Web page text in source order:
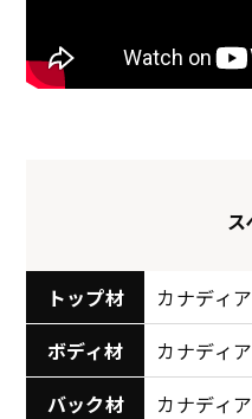
ス
トップ材
カナディ
ボディ材
カナディ
バック材
カナディ